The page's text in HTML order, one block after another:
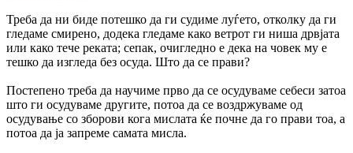
Треба да ни биде потешко да ги судиме луѓето, отколку да ги
гледаме смирено, додека гледаме како ветрот ги ниша дрвјата
или како тече реката; сепак, очигледно е дека на човек му е
тешко да изгледа без осудa. Што да се прави?
Постепено треба да научиме прво да се осудуваме себеси затоа
што ги осудуваме другите, потоа да се воздржуваме од
осудување со зборови кога мислата ќе почне да го прави тоа, а
потоа да ја запреме самата мисла.